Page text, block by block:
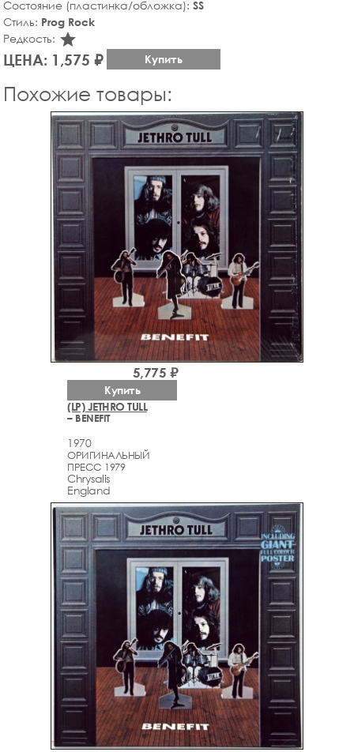
Состояние (пластинка/обложка): SS
Стиль: Prog Rock
Редкость: star_rate
ЦЕНА: 1,575 ₽ Купить
Похожие товары:
(LP) JETHRO TULL
– BENEFIT
1970
ОРИГИНАЛЬНЫЙ
ПРЕСС 1979
Chrysalis
England
5,775 ₽
Купить